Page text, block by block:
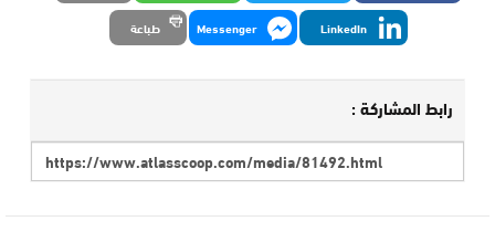
LinkedIn
Messenger طباعة
رابط المشاركة :